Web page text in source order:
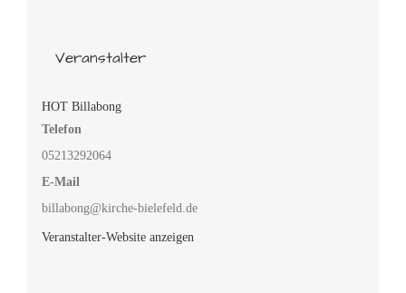
Veranstalter
HOT Billabong
Telefon
05213292064
E-Mail
billabong@kirche-bielefeld.de
Veranstalter-Website anzeigen